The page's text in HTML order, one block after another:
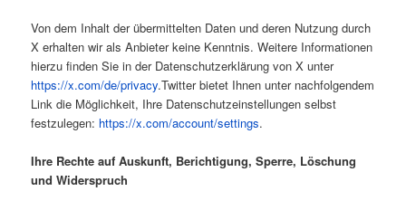
Von dem Inhalt der übermittelten Daten und deren Nutzung durch
X erhalten wir als Anbieter keine Kenntnis. Weitere Informationen
hierzu finden Sie in der Datenschutzerklärung von X unter
https://x.com/de/privacy.Twitter bietet Ihnen unter nachfolgendem
Link die Möglichkeit, Ihre Datenschutzeinstellungen selbst
festzulegen: https://x.com/account/settings.
Ihre Rechte auf Auskunft, Berichtigung, Sperre, Löschung
und Widerspruch